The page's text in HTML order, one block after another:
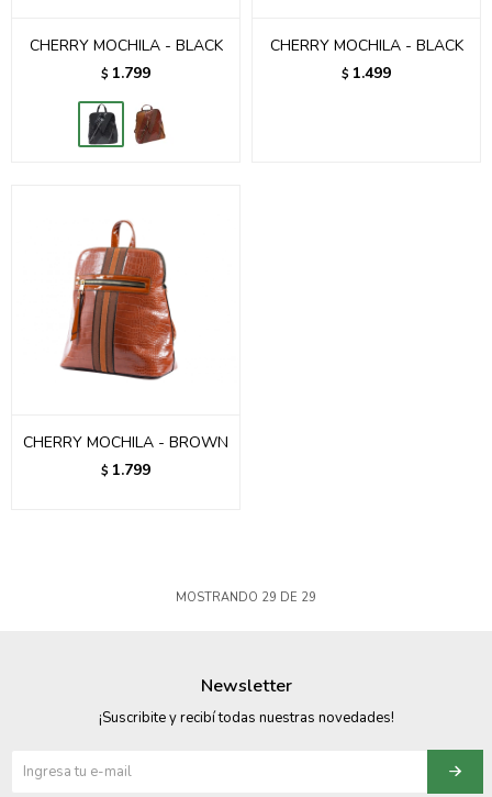
CHERRY MOCHILA - BLACK
$ 1.799
CHERRY MOCHILA - BLACK
$ 1.499
CHERRY MOCHILA - BROWN
$ 1.799
MOSTRANDO 29 DE 29
Newsletter
¡Suscribite y recibí todas nuestras novedades!